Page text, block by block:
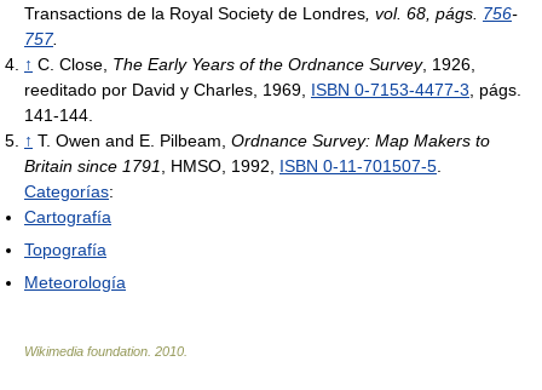
Transactions de la Royal Society de Londres , vol. 68, págs. 756-
757.
↑ C. Close, The Early Years of the Ordnance Survey, 1926,
reeditado por David y Charles, 1969, ISBN 0-7153-4477-3 , págs.
141-144.
↑ T. Owen and E. Pilbeam, Ordnance Survey: Map Makers to
Britain since 1791
, HMSO, 1992, ISBN 0-11-701507-5
Categorías:
Cartografía
Topografía
Meteorología
Wikimedia foundation 2010